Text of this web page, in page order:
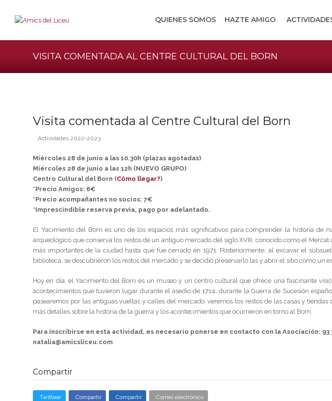
QUIENES SOMOS HAZTE AMIGO
VISITA COMENTADA AL CENTRE CULTURAL DEL BORN
Visita comentada al Centre Cultural del Born
Actividades 2022-2023
Miércoles 28 de junio a las 10.30h (plazas agotadas)
Miércoles 28 de junio a las 12h (NUEVO GRUPO)
Centro Cultural del Born (Cómo llegar?)
*Precio Amigos: 6€
*Precio acompañantes no socios: 7€
*Imprescindible reserva previa, pago por adelantado.
El Yacimiento del Born es uno de los espacios más significativos para comprender la historia de
arqueológico que conserva los restos de un antiguo mercado del siglo XVIII, conocido como el
más importantes de la ciudad hasta que fue cerrado en 1971. Posteriormente, al excavar el
biblioteca, se descubrieron los restos del mercado y se decidió preservarlo las y abrir el sitio como un
Hoy en día, el Yacimiento del Born es un museo y un centro cultural que ofrece una fascinante
acontecimientos que tuvieron lugar durante el asedio de 1714, durante la Guerra de Sucesión
pasearemos por las antiguas vueltas y calles del mercado, veremos los restos de las casas y
más detalles sobre la historia de la guerra y los acontecimientos que ocurrieron en torno al Born.
Para inscribirse en esta actividad, es necesario ponerse en contacto con la Asociación: 93
natalia@amicsliceu.com
Compartir
Twittear Compartir Compartir Correo electrónico